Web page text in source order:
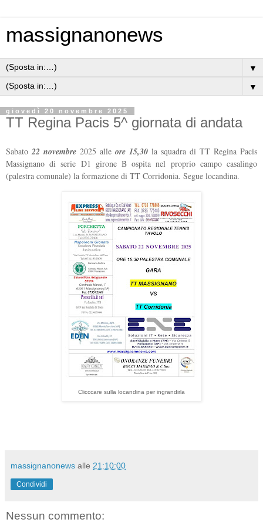
massignanonews
▼
▼
giovedì 20 novembre 2025
TT Regina Pacis 5^ giornata di andata
Sabato 22 novembre 2025 alle ore 15,30 la squadra di TT Regina Pacis
Massignano di serie D1 girone B ospita nel proprio campo casalingo
(palestra comunale) la formazione di TT Corridonia. Segue locandina.
Clicccare sulla locandina per ingrandirla
massignanonews alle 21:10:00
Condividi
Nessun commento: